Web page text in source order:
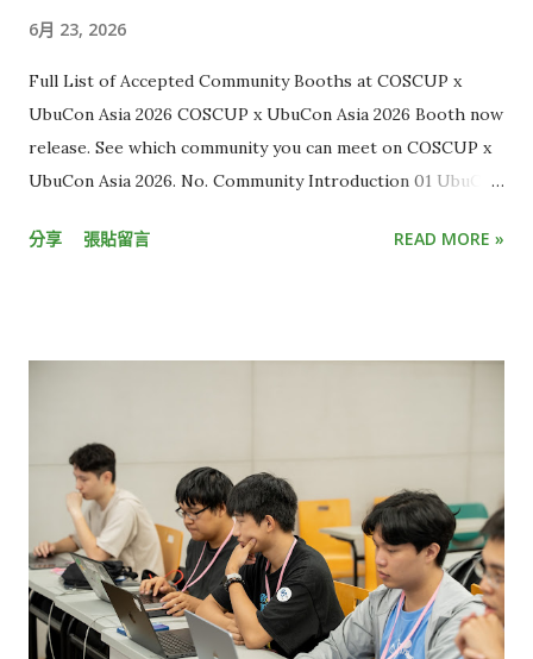
後，直到觀眾端螢幕出現畫面的時間差。 一般來說，有線電視直
播約延遲 5 到 10 秒，而 YouTube、LINE、Twitch 等多數
OTT 平台，延遲大多介於 15 秒至 30 秒，距離延遲秒數低於 3
秒的「超低延遲」（Ultra Low Latency）標準，還有一大段距
離，這也讓現有直播內容的互動效果有限。 但想克服延遲並不容
所需流程多到難以想像。 KKStream 執行副總李卓軒 Kevin C.H.
力。」Kevin 說。 另一個挑戰則在於，由於各大終端裝置原廠
（如Apple、Google）雖然有提供低延遲串流相對應的規範，但
並未說明實際的執行細節，因此串流技術業者只能自己摸索。 受
限於技術瓶頸，目前大多數的直播串流服務，只能在延遲、直播
規模和影像品質三者間取捨。例如，常見的視訊會議軟體，像是
Zoom、Google Meet，雖然延遲相對低，但參與人數上...
6月 23, 2026
Full List of Accepted Community Booths at COSCUP x
UbuCon Asia 2026 COSCUP x UbuCon Asia 2026 Booth now
release. See which community you can meet on COSCUP x
UbuCon Asia 2026. No. Community Introduction 01 UbuCon
HackMD 03 Cloud Native Taiwan User Group x WasmEdge
HackMD 12 OpenEverest HackMD 13 WordPress Taiwan
Community HackMD 14 OSPN (Open Source People
Network) Japan HackMD 15 GolangTW HackMD 16
opencocon distribution HackMD 17 Open Culture
Foundation HackMD 18 GDG TW (Google Developers
Groups Taiwan) HackMD 19 FediDev KR & FediLUG (Japan)
HackMD 20 Blockchain and Distributed Ledger HackMD 21
分享 張貼留言 READ MORE »